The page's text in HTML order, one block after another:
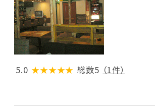
5.0 ★★★★★ 総数5 （1件）